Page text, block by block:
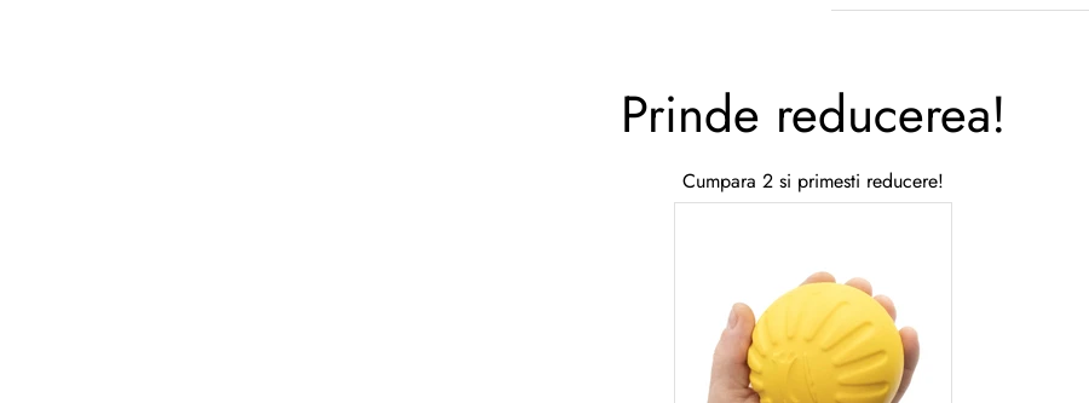
Prinde reducerea!
Cumpara 2 si primesti reducere!